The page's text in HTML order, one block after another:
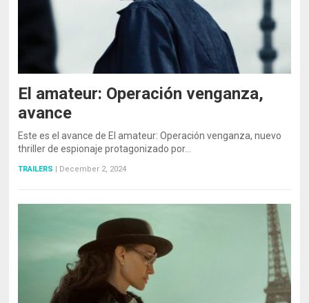
El amateur: Operación venganza,
avance
Este es el avance de El amateur: Operación venganza, nuevo
thriller de espionaje protagonizado por…
TRAILERS December 2, 2024